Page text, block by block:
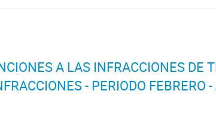
A LAS INFRACCIONES DE
- PERIODO FEBRERO